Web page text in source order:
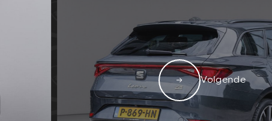
AANBOD
WERKPLAATS
OVER ONS
CONTACT
Volgende